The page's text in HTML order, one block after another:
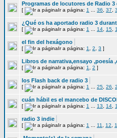
Programas de locutores de Radio
[ Ir a página: 1 36 37
¿Qué os ha aportado radio 3
[ Ir a página: 1 14 15
el fin del hexágono
[ Ir a página: 1 2 3 ]
Libros de narrativa,ensayo ,poesía
[ Ir a página: 1 2 ]
los Flash back de radio 3
[ Ir a página: 1 25 26
cuán hábil es el mancebo de
[ Ir a página: 1 13 14
radio 3 indie
[ Ir a página: 1 11 12